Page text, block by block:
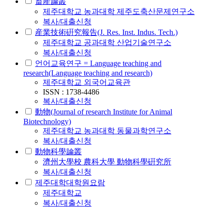
제주대학교 농과대학 제주도축산문제연구소
복사/대출신청
産業技術硏究報告(J. Res. Inst. Indus. Tech.)
제주대학교 공과대학 산업기술연구소
복사/대출신청
언어교육연구 = Language teaching and
research(Language teaching and research)
제주대학교 외국어교육관
ISSN : 1738-4486
복사/대출신청
動物(Journal of research Institute for Animal
Biotechnology)
제주대학교 농과대학 동물과학연구소
복사/대출신청
動物科學論叢
濟州大學校 農科大學 動物科學硏究所
복사/대출신청
제주대학대학원요람
제주대학교
복사/대출신청